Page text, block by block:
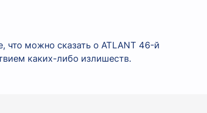
что можно сказать о ATLANT 46-й
каких-либо излишеств.